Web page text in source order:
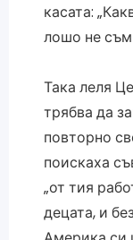
касата:
лошо не съм
Така леля
трябва да
повторно
поискаха
„от тия
децата, и